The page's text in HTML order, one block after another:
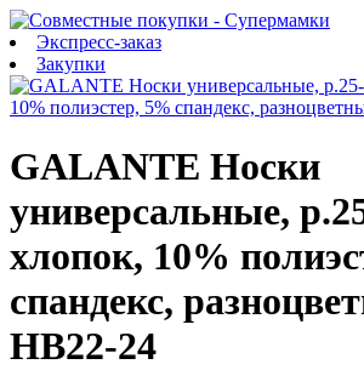
Экспресс-заказ
Закупки
GALANTE Носки
универсальные,
хлопок, 10%
спандекс,
НВ22-24